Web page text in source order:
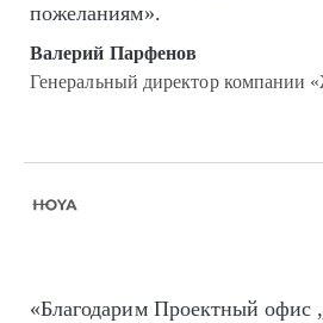
пожеланиям».
Валерий Парфенов
Генеральный директор компании
«Благодарим Проектный офис